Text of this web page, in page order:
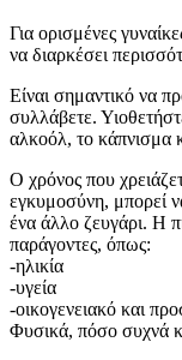
Για ορισμένες
να διαρκέσει
Είναι σημαντικό να
συλλάβετε.
αλκοόλ, το κάπνισμα
Ο χρόνος που
εγκυμοσύνη, μπορεί
ένα άλλο ζευγάρι. Η
παράγοντες, όπως:
-ηλικία
-υγεία
-οικογενειακό και
Φυσικά, πόσο συχνά